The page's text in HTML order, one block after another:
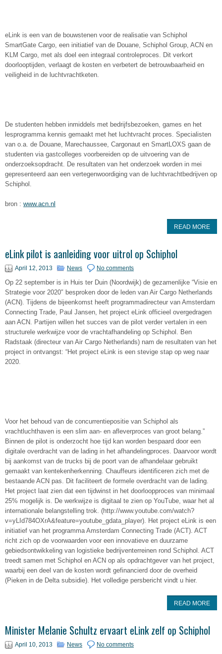
eLink is een van de bouwstenen voor de realisatie van Schiphol
SmartGate Cargo, een initiatief van de Douane, Schiphol Group, ACN en
KLM Cargo, met als doel een integraal controleproces. Dit verkort
doorlooptijden, verlaagt de kosten en verbetert de betrouwbaarheid en
veiligheid in de luchtvrachtketen.
De studenten hebben inmiddels met bedrijfsbezoeken, games en het
lesprogramma kennis gemaakt met het luchtvracht proces. Specialisten
van o.a. de Douane, Marechaussee, Cargonaut en SmartLOXS gaan de
studenten via gastcolleges voorbereiden op de uitvoering van de
onderzoeksopdracht. De resultaten van het onderzoek worden in mei
gepresenteerd aan een vertegenwoordiging van de luchtvrachtbedrijven op
Schiphol.
bron : www.acn.nl
READ MORE
eLink pilot is aanleiding voor uitrol op Schiphol
April 12, 2013 News No comments
Op 22 september is in Huis ter Duin (Noordwijk) de gezamenlijke “Visie en
Strategie voor 2020″ besproken door de leden van Air Cargo Netherlands
(ACN). Tijdens de bijeenkomst heeft programmadirecteur van Amsterdam
Connecting Trade, Paul Jansen, het project eLink officieel overgedragen
aan ACN. Partijen willen het succes van de pilot verder vertalen in een
structurele werkwijze voor de vrachtafhandeling op Schiphol. Ben
Radstaak (directeur van Air Cargo Netherlands) nam de resultaten van het
project in ontvangst: “Het project eLink is een stevige stap op weg naar
2020.
Voor het behoud van de concurrentiepositie van Schiphol als
vrachtluchthaven is een slim aan- en afleverproces van groot belang.”
Binnen de pilot is onderzocht hoe tijd kan worden bespaard door een
digitale overdracht van de lading in het afhandelingproces. Daarvoor wordt
bij aankomst van de trucks bij de poort van de afhandelaar gebruikt
gemaakt van kentekenherkenning. Chauffeurs identificeren zich met de
bestaande ACN pas. Dit faciliteert de formele overdracht van de lading.
Het project laat zien dat een tijdwinst in het doorloopproces van minimaal
25% mogelijk is. De werkwijze is digitaal te zien op YouTube, waar het al
internationale belangstelling trok. (http://www.youtube.com/watch?
v=yLId784OXrA&feature=youtube_gdata_player). Het project eLink is een
initiatief van het programma Amsterdam Connecting Trade (ACT). ACT
richt zich op de voorwaarden voor een innovatieve en duurzame
gebiedsontwikkeling van logistieke bedrijventerreinen rond Schiphol. ACT
treedt samen met Schiphol en ACN op als opdrachtgever van het project,
waarbij een deel van de kosten wordt gefinancierd door de overheid
(Pieken in de Delta subsidie). Het volledige persbericht vindt u hier.
READ MORE
Minister Melanie Schultz ervaart eLink zelf op Schiphol
April 10, 2013 News No comments